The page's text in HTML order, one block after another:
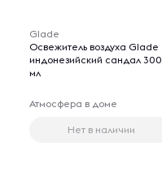
Glade
Освежитель воздуха Glade
индонезийский сандал 300
мл
Атмосфера в доме
Нет в наличии